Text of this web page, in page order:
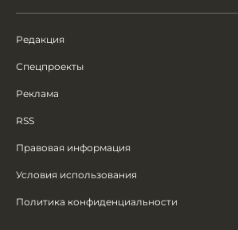
Редакция
Спецпроекты
Реклама
RSS
Правовая информация
Условия использования
Политика конфиденциальности